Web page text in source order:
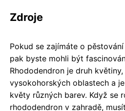
Zdroje
Pokud se zajímáte o
pak byste mohli být
Rhododendron je druh
vysokohorských oblastech a
květy různých barev. Když se
rhododendron v zahradě,